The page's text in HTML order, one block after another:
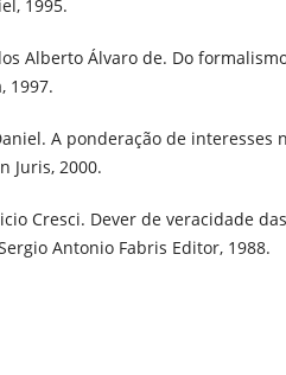
1995.
Alberto Álvaro de. Do
1997.
A ponderação de interesses
Juris, 2000.
Cresci. Dever de veracidade
Antonio Fabris Editor, 1988.